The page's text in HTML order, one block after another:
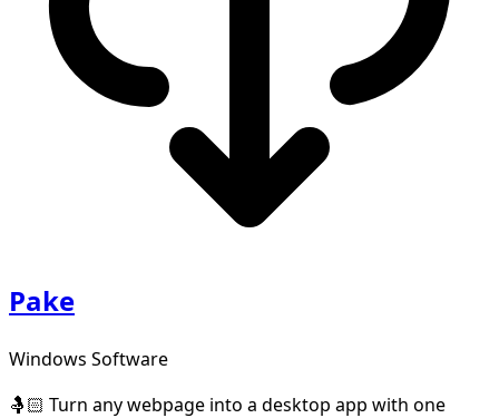
Pake
Windows Software
🤱🏻 Turn any webpage into a desktop app with one